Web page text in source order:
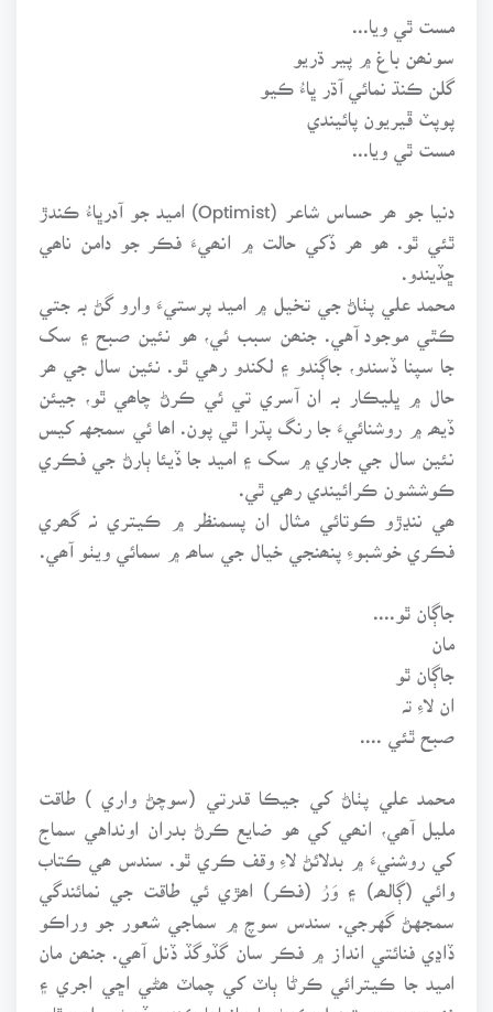
مست ٿي ويا...
سونھن باغ ۾ پير ڌريو
گلن ڪنڌ نمائي آڌر ڀاءُ ڪيو
پوپٽ ڦيريون پائيندي
مست ٿي ويا...
دنيا جو ھر حساس شاعر (Optimist) اميد جو آدرڀاءُ ڪندڙ
ٿئي ٿو. ھو ھر ڏکي حالت ۾ انھيءَ فڪر جو دامن ناھي
ڇڏيندو.
محمد علي پٺاڻ جي تخيل ۾ اميد پرستيءَ وارو گڻ بہ جتي
ڪٿي موجود آهي. جنھن سبب ئي، ھو نئين صبح ۽ سک
جا سپنا ڏسندو، جاڳندو ۽ لکندو رهي ٿو. نئين سال جي ھر
حال ۾ ڀليڪار بہ ان آسري تي ئي ڪرڻ چاھي ٿو، جيئن
ڏيھہ ۾ روشنائيءَ جا رنگ پڌرا ٿي پون. اھا ئي سمجهہ کيس
نئين سال جي جاري ۾ سک ۽ اميد جا ڏيئا ٻارڻ جي فڪري
ڪوششون ڪرائيندي رھي ٿي.
ھي ننڍڙو ڪوتائي مثال ان پسمنظر ۾ ڪيتري نہ گھري
فڪري خوشبوءِ پنھنجي خيال جي ساھہ ۾ سمائي ويٺو آھي.
جاڳان ٿو....
مان
جاڳان ٿو
ان لاءِ تہ
صبح ٿئي ....
محمد علي پٺاڻ کي جيڪا قدرتي (سوچڻ واري ) طاقت
مليل آھي، انھي کي ھو ضايع ڪرڻ بدران اونداهي سماج
کي روشنيءَ ۾ بدلائڻ لاءِ وقف ڪري ٿو. سندس ھي ڪتاب
وائي (ڳالھہ) ۽ وَرُ (فڪر) اھڙي ئي طاقت جي نمائندگي
سمجهڻ گهرجي. سندس سوچ ۾ سماجي شعور جو وراڪو
ڏاڍي فنائتي انداز ۾ فڪر سان گڏوگڏ ڏنل آھي. جنھن مان
اميد جا ڪيترائي ڪرڻا ٻاٽ کي چماٽ ھڻي اڇي اجري ۽
نئين صبح ۾ تبديل ڪرڻ جا سانباها ڪندي ڏسڻ ۾ اچن ٿا.